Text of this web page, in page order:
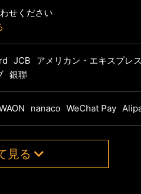
せください
JCB
アメリカン・エキスプレ
銀聯
nanaco WeChat Pay
見る